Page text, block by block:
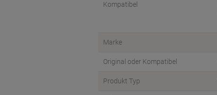
Kompatibel
Marke
Original oder Kompatibel
Produkt Typ